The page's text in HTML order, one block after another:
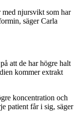
njursvikt som har
säger Carla
att de har högre halt
kommer extrakt
koncentration och
patient får i sig, säger